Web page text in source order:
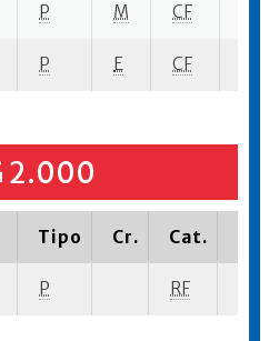
P M CF
P E CF
2.000
Tipo Cr. Cat.
P RF